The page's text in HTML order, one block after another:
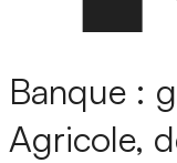
Banque :
Agricole,